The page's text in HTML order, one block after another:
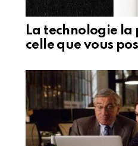
La technologie la
celle que vous